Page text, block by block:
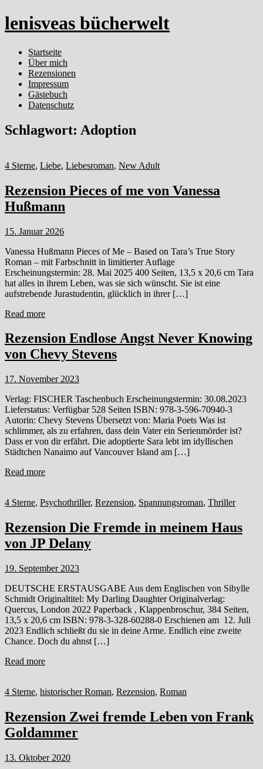
lenisveas bücherwelt
Startseite
Über mich
Rezensionen
Impressum
Gästebuch
Datenschutz
Schlagwort: Adoption
4 Sterne, Liebe, Liebesroman, New Adult
Rezension Pieces of me von Vanessa
Hußmann
15. Januar 2026
Vanessa Hußmann Pieces of Me – Based on Tara’s True Story
Roman – mit Farbschnitt in limitierter Auflage
Erscheinungstermin: 28. Mai 2025 400 Seiten, 13,5 x 20,6 cm Tara
hat alles in ihrem Leben, was sie sich wünscht. Sie ist eine
aufstrebende Jurastudentin, glücklich in ihrer […]
Read more
Rezension Endlose Angst Never Knowing
von Chevy Stevens
17. November 2023
Verlag: FISCHER Taschenbuch Erscheinungstermin: 30.08.2023
Lieferstatus: Verfügbar 528 Seiten ISBN: 978-3-596-70940-3
Autorin: Chevy Stevens Übersetzt von: Maria Poets Was ist
schlimmer, als zu erfahren, dass dein Vater ein Serienmörder ist?
Dass er von dir erfährt. Die adoptierte Sara lebt im idyllischen
Städtchen Nanaimo auf Vancouver Island am […]
Read more
4 Sterne, Psychothriller, Rezension, Spannungsroman, Thriller
Rezension Die Fremde in meinem Haus
von JP Delany
19. September 2023
DEUTSCHE ERSTAUSGABE Aus dem Englischen von Sibylle
Schmidt Originaltitel: My Darling Daughter Originalverlag:
Quercus, London 2022 Paperback , Klappenbroschur, 384 Seiten,
13,5 x 20,6 cm ISBN: 978-3-328-60288-0 Erschienen am 12. Juli
2023 Endlich schließt du sie in deine Arme. Endlich eine zweite
Chance. Doch du ahnst […]
Read more
4 Sterne, historischer Roman, Rezension, Roman
Rezension Zwei fremde Leben von Frank
Goldammer
13. Oktober 2020